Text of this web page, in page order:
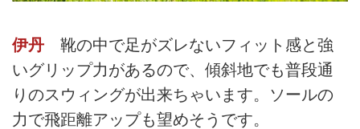
伊丹 靴の中で足がズレないフィット感と強
いグリップ力があるので、傾斜地でも普段通
りのスウィングが出来ちゃいます。ソールの
力で飛距離アップも望めそうです。